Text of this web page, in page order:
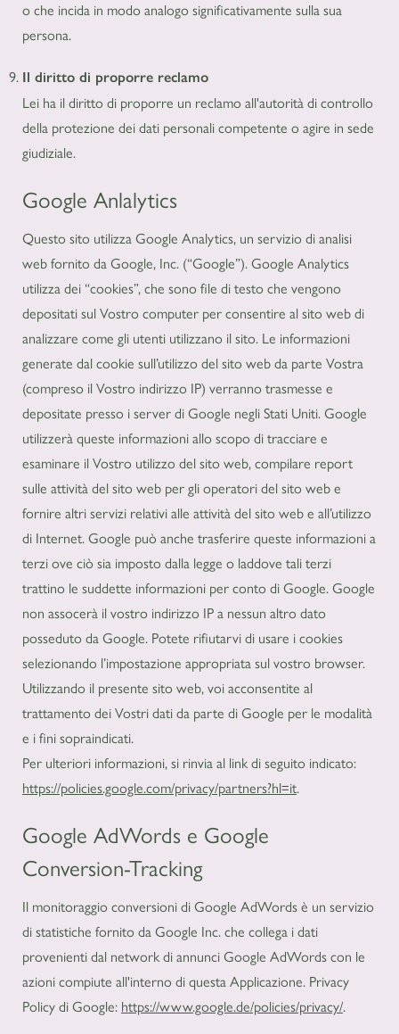
o che incida in modo analogo significativamente sulla sua
persona.
Il diritto di proporre reclamo
Lei ha il diritto di proporre un reclamo all'autorità di controllo
della protezione dei dati personali competente o agire in sede
giudiziale.
Google Anlalytics
Questo sito utilizza Google Analytics, un servizio di analisi
web fornito da Google, Inc. (“Google”). Google Analytics
utilizza dei “cookies”, che sono file di testo che vengono
depositati sul Vostro computer per consentire al sito web di
analizzare come gli utenti utilizzano il sito. Le informazioni
generate dal cookie sull’utilizzo del sito web da parte Vostra
(compreso il Vostro indirizzo IP) verranno trasmesse e
depositate presso i server di Google negli Stati Uniti. Google
utilizzerà queste informazioni allo scopo di tracciare e
esaminare il Vostro utilizzo del sito web, compilare report
sulle attività del sito web per gli operatori del sito web e
fornire altri servizi relativi alle attività del sito web e all’utilizzo
di Internet. Google può anche trasferire queste informazioni a
terzi ove ciò sia imposto dalla legge o laddove tali terzi
trattino le suddette informazioni per conto di Google. Google
non assocerà il vostro indirizzo IP a nessun altro dato
posseduto da Google. Potete rifiutarvi di usare i cookies
selezionando l’impostazione appropriata sul vostro browser.
Utilizzando il presente sito web, voi acconsentite al
trattamento dei Vostri dati da parte di Google per le modalità
e i fini sopraindicati.
Per ulteriori informazioni, si rinvia al link di seguito indicato:
https://policies.google.com/privacy/partners?hl=it.
Google AdWords e Google
Conversion-Tracking
Il monitoraggio conversioni di Google AdWords è un servizio
di statistiche fornito da Google Inc. che collega i dati
provenienti dal network di annunci Google AdWords con le
azioni compiute all'interno di questa Applicazione. Privacy
Policy di Google: https://www.google.de/policies/privacy/.